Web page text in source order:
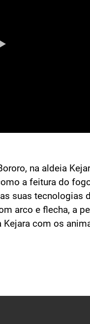
na aldeia
a feitura do
suas tecnologias
arco e flecha, a
Kejara com os